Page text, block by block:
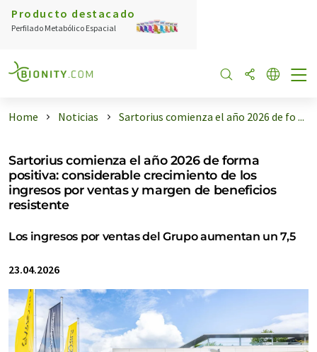
Producto destacado
Perfilado Metabólico Espacial
Home Noticias Sartorius comienza el año 2026 de fo ...
Sartorius comienza el año 2026 de forma
positiva: considerable crecimiento de los
ingresos por ventas y margen de beneficios
resistente
Los ingresos por ventas del Grupo aumentan un 7,5
23.04.2026